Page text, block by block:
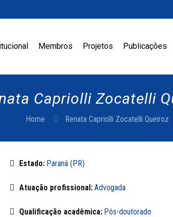
Membros Projetos Publicações
Capriolli Zocatelli
Home Renata Capriolli Zocatelli Queiroz
Estado: Paraná (PR)
Atuação profissional:Advogada
Qualificação acadêmica: Pós-doutorado